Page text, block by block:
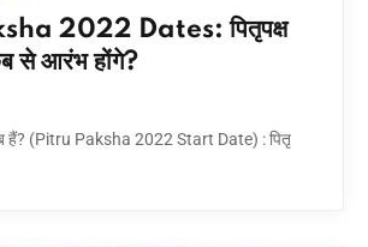
2022 Dates: पितृपक्ष
से आरंभ होंगे?
हैं? (Pitru Paksha 2022 Start Date) : पितृ